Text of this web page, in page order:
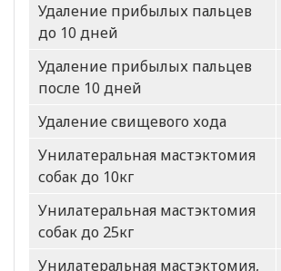
Удаление прибылых пальцев
до 10 дней
Удаление прибылых пальцев
после 10 дней
Удаление свищевого хода
Унилатеральная мастэктомия
собак до 10кг
Унилатеральная мастэктомия
собак до 25кг
Унилатеральная мастэктомия,